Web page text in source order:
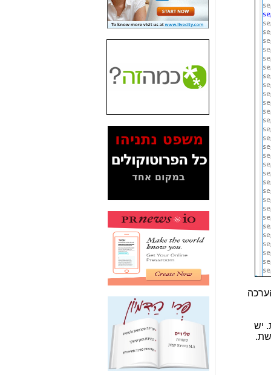
יש
האם השר איוב קרא
היה צריך בכלל לחתום
על האישור, שנתן
האם ביבי וקרא קבלו
בכלל תמורה עבור
ההטבות הרגולטוריות
המסמכים בנושא בזק-
Yes (תיק 4000)
מוכיחים "תפירת תיק"
לאיש הלא נכון! -כאן
עובדות ומסמכים
האם ביבי כשר
תקשורת עזר לקב'
בזק? -כאן
מה מקור ה-Fake
News שהביא לתפירת
תיק לביבי והעלמת
החשודים הנכונים -כאן
אחת הרגליים של "תיק
4000 התפור"
התמוטטה היום
בניצחון (כפול) של בזק
-
כאן
איך כתבות מפנקות